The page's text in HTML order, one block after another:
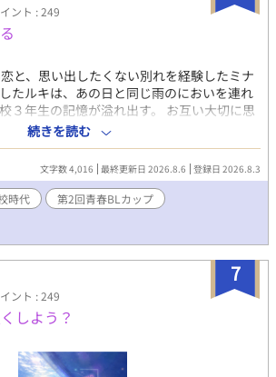
に牛乳を垂らして飲ませてみろだなんて！
け…え、飲んでるよ？え？」 そんなこんな
子が飲んだ噂は広がり他のお貴族様達にも
でくれないの！と言う相談を受けて、他の
達のお乳で飲んでくれる子だったけど何故
お気に召したようでー 昔お乳をあたえた子
れないと迫ってきます!! 「僕はお乳を貸し
と姉さん達のなのに！どうしてこうなっ
定カプを決めるかはまだまだ不明です。 い
録☆をしてくださいますと励みになります
使いが変な所がありましたら脳内変換して
ント : 249
と、思い出したくない別れを経験したミナ
たルキは、あの日と同じ雨のにおいを連れ
３年生の記憶が溢れ出す。 お互い大切に思
会えなくなった理由を知りたい。 「会いに
ナトはルキを前に記憶を辿る。その先に、
来は見つかるのか。
続きを読む
文字数 4,016 最終更新日 2026.8.6 登録日 2026.8.3
時代
第2回青春BLカップ
7
ント : 249
しよう？